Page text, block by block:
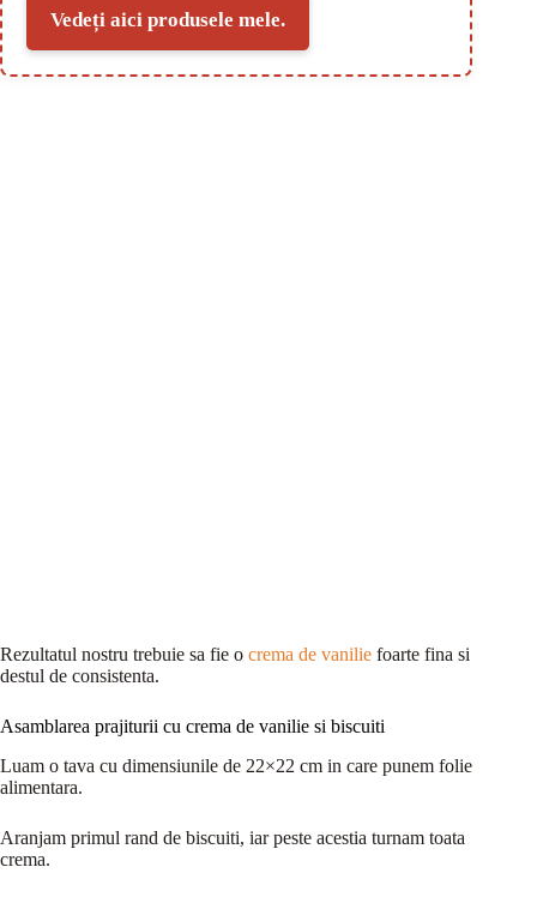
Vedeți aici produsele mele.
Rezultatul nostru trebuie sa fie o crema de vanilie foarte fina si
destul de consistenta.
Asamblarea prajiturii cu crema de vanilie si biscuiti
Luam o tava cu dimensiunile de 22×22 cm in care punem folie
alimentara.
Aranjam primul rand de biscuiti, iar peste acestia turnam toata
crema.